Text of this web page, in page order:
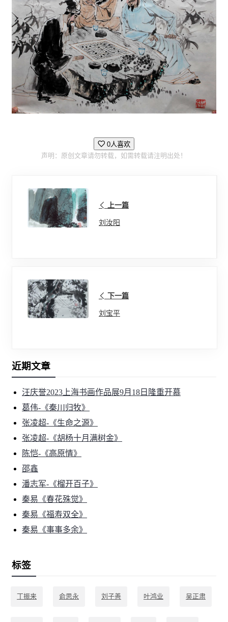
0人喜欢
声明：原创文章请勿转载，如需转载请注明出处！
上一篇
刘汝阳
下一篇
刘宝平
近期文章
汪庆誉2023上海书画作品展9月18日隆重开慕
葛伟-《秦川归牧》
张凌超-《生命之源》
张凌超-《胡杨十月满树金》
陈恺-《高原情》
邵鑫
潘志军-《榴开百子》
秦易《春花殊觉》
秦易《福寿双全》
秦易《事事多余》
标签
丁振来 俞思永 刘子善 叶鸿业 吴正肃